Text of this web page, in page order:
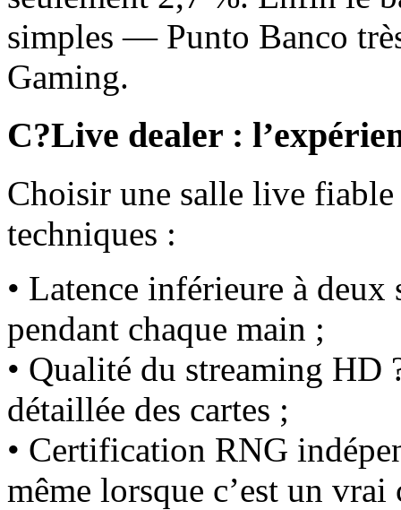
simples — Punto Banco
Gaming.
C?Live dealer :
Choisir une salle live
techniques :
• Latence inférieure à
pendant chaque main ;
• Qualité du streaming HD
détaillée des cartes ;
• Certification RNG
même lorsque c’est un